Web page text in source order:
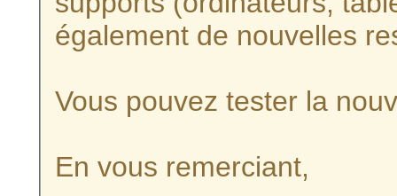
également de nouvelles
Vous pouvez tester la
En vous remerciant,